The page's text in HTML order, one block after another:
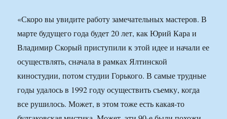
«Скоро вы увидите работу замечательных мастеров. В
марте будущего года будет 20 лет, как Юрий Кара и
Владимир Скорый приступили к этой идее и начали ее
осуществлять, сначала в рамках Ялтинской
киностудии, потом студии Горького. В самые трудные
годы удалось в 1992 году осуществить съемку, когда
все рушилось. Может, в этом тоже есть какая-то